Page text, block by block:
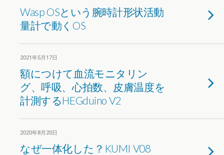
Wasp OSという腕時計形状活動
量計で動くOS
2021年5月17日
額につけて血流モニタリン
グ、呼吸、心拍数、皮膚温度を
計測するHEGduino V2
2020年8月20日
なぜ一体化した？KUMI V08